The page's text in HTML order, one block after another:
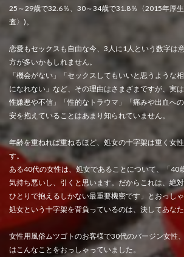
25～29歳で32.6％、30～34歳で31.8％〈2015年厚
査〉)。
恋愛もセックスも自由な今、3人に1人という数字は
方が多いかもしれません。
「機会がない」「セックスしてもいいと思うような
になれない」など、その理由はさまざまですが、実
性嫌悪や不信」「性的なトラウマ」「痛みや出血へ
安を抱えていることはあまり知られていません。
年齢を重ねれば重ねるほど、処女の十字架は重く女
す。
ある40代の女性は、処女であることについて、「40
気持ち悪いし、引くと思います。だからこれは、絶
ひとりで抱えるしかない最重要機密です」とおっしゃ
処女という十字架を背負っているのは、決してあなた
女性用風俗ムツゴトのお客様で30代のバージン女性
はこんなことをおっしゃっていました。